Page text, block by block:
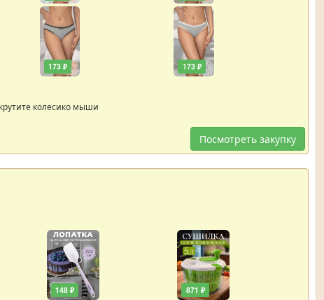
173 ₽ 173 ₽
колесико мыши
Посмотреть закупку
148 ₽ 871 ₽